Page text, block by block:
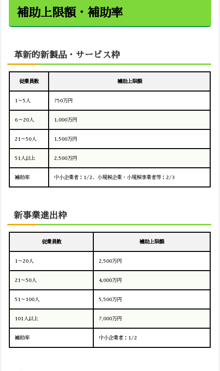
補助上限額・補助率
革新的新製品・サービス枠
従業員数 補助上限額
1～5人 750万円
6～20人 1,000万円
21～50人 1,500万円
51人以上 2,500万円
補助率 中小企業者：1/2、小規模企業・小規模事業者等：2/3
新事業進出枠
従業員数 補助上限額
1～20人 2,500万円
21～50人 4,000万円
51～100人 5,500万円
101人以上 7,000万円
補助率 中小企業者：1/2